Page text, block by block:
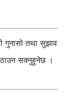
गुनासो तथा सुझाव
सक्नुहुनेछ ।